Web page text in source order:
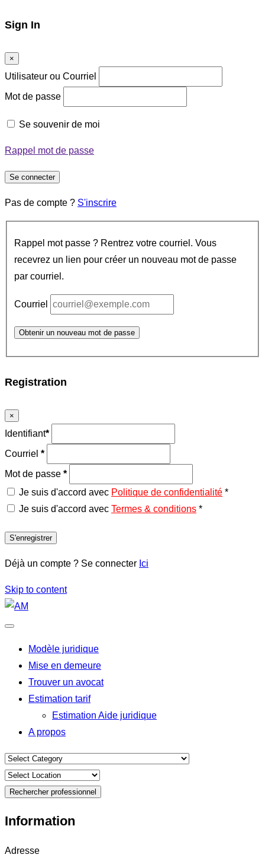
Sign In
×
Utilisateur ou Courriel
Mot de passe
Se souvenir de moi
Rappel mot de passe
Se connecter
Pas de compte ? S'inscrire
Rappel mot passe ? Rentrez votre courriel. Vous
recevrez un lien pour créer un nouveau mot de passe
par courriel.
Courriel
Obtenir un nouveau mot de passe
Registration
×
Identifiant*
Courriel *
Mot de passe *
Je suis d'accord avec Politique de confidentialité *
Je suis d'accord avec Termes & conditions *
S'enregistrer
Déjà un compte ? Se connecter Ici
Skip to content
Modèle juridique
Mise en demeure
Trouver un avocat
Estimation tarif
Estimation Aide juridique
A propos
Rechercher professionnel
Information
Adresse